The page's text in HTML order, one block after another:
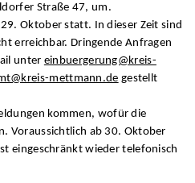
Straße 47, um.
Oktober statt. In dieser Zeit sind
erreichbar. Dringende Anfragen
unter einbuergerung@kreis-
mettmann.de gestellt
kommen, wofür die
Voraussichtlich ab 30. Oktober
eingeschränkt wieder telefonisch